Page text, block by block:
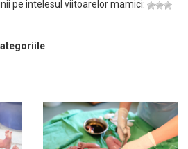
pe intelesul viitoarelor mamici: